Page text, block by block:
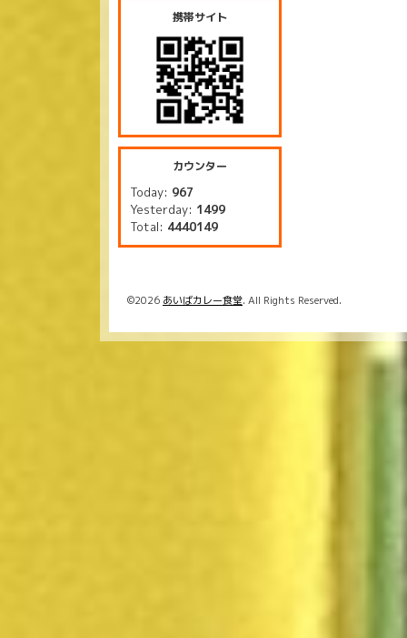
携帯サイト
カウンター
Today: 967
Yesterday: 1499
Total: 4440149
©2026 あいばカレー食堂. All Rights Reserved.